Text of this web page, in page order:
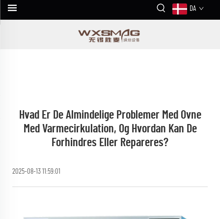
DA
Hvad Er De Almindelige Problemer Med Ovne
Med Varmecirkulation, Og Hvordan Kan De
Forhindres Eller Repareres?
2025-08-13 11:59:01